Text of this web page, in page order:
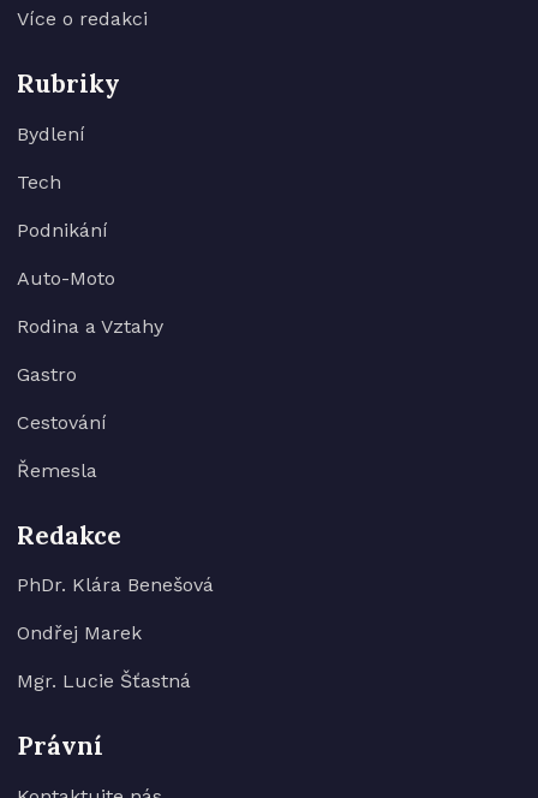
Více o redakci
Rubriky
Bydlení
Tech
Podnikání
Auto-Moto
Rodina a Vztahy
Gastro
Cestování
Řemesla
Redakce
PhDr. Klára Benešová
Ondřej Marek
Mgr. Lucie Šťastná
Právní